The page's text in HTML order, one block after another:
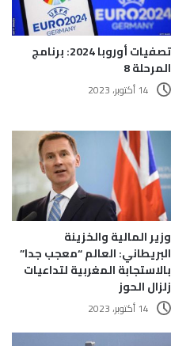
تصفيات أوروبا 2024: برنامج
المرحلة 8
14 أكتوبر، 2023
وزير المالية والخزينة
البريطاني: العالم “معجب جدا”
بالاستجابة المغربية لتداعيات
زلزال الحوز
14 أكتوبر، 2023